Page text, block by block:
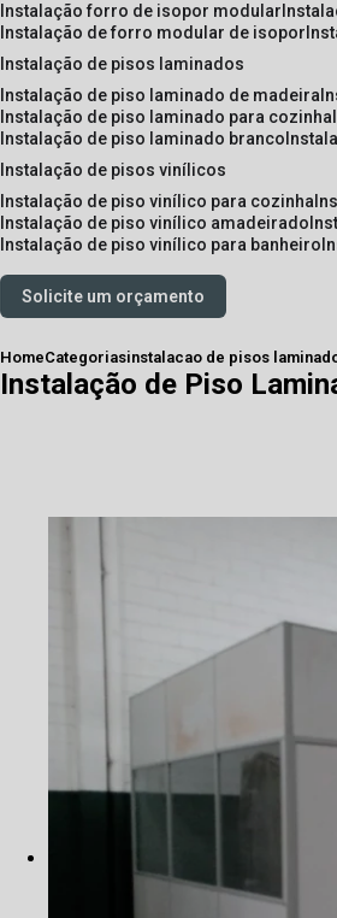
instalação forro de isopor modular
instalação de forro modular de isopor
instalação de pisos laminados
instalação de piso laminado de madeira
instalação de piso laminado para cozinha
instalação de piso laminado branco
instalação de pisos vinílicos
instalação de piso vinílico para cozinha
instalação de piso vinílico amadeirado
instalação de piso vinílico para banheiro
Solicite um orçamento
HomeCategoriasinstalacao de pisos
Instalação de Piso